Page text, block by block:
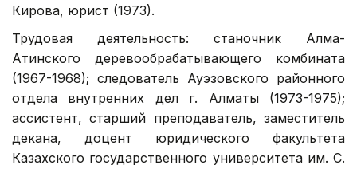
Кирова, юрист (1973).
Трудовая деятельность: станочник Алма-
Атинского деревообрабатывающего комбината
(1967-1968); следователь Ауэзовского районного
отдела внутренних дел г. Алматы (1973-1975);
ассистент, старший преподаватель, заместитель
декана, доцент юридического факультета
Казахского государственного университета им. С.